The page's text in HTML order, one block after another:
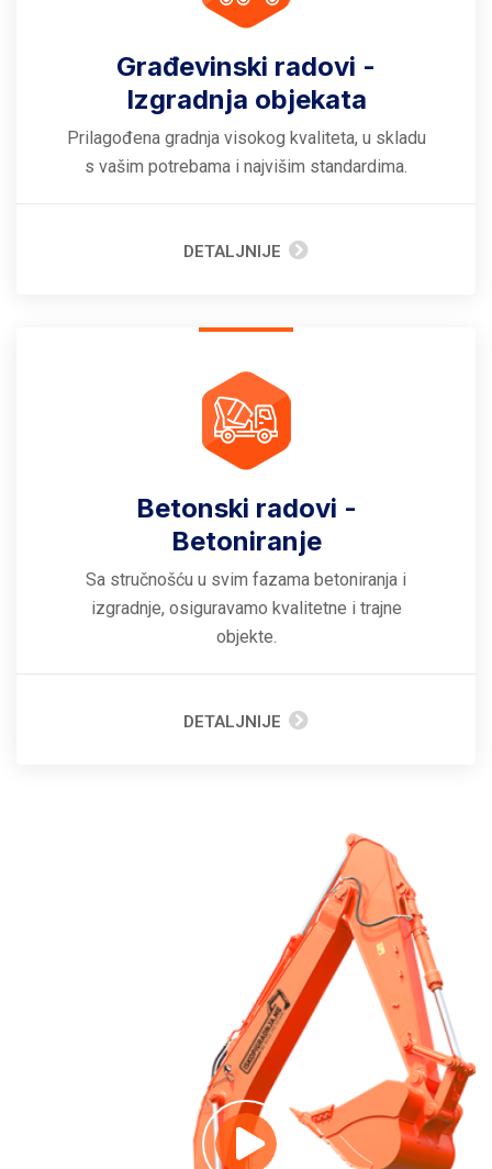
Građevinski radovi -
Izgradnja objekata
Prilagođena gradnja visokog kvaliteta, u skladu
s vašim potrebama i najvišim standardima.
DETALJNIJE
Betonski radovi -
Betoniranje
Sa stručnošću u svim fazama betoniranja i
izgradnje, osiguravamo kvalitetne i trajne
objekte.
DETALJNIJE